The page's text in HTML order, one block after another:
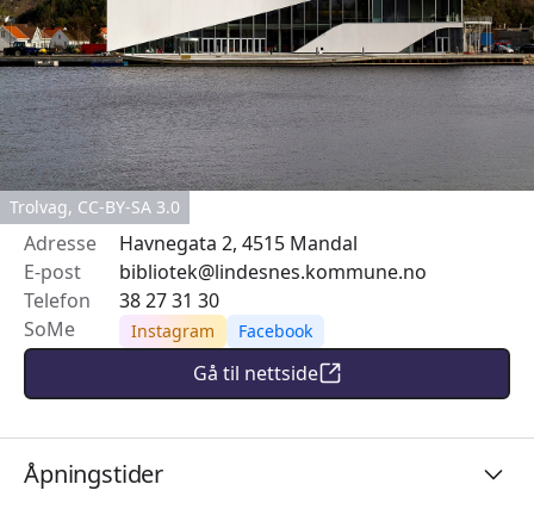
Trolvag, CC-BY-SA 3.0
Adresse
Havnegata 2, 4515 Mandal
E-post
bibliotek@lindesnes.kommune.no
Telefon
38 27 31 30
SoMe
Instagram Facebook
Gå til nettside
Åpningstider